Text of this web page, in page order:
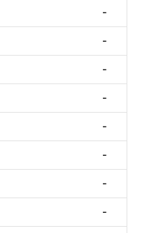
-
-
-
-
-
-
-
-